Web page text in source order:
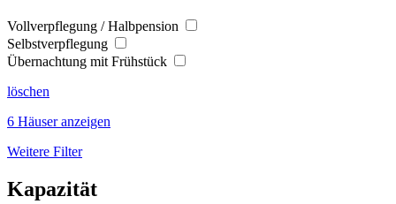
Vollverpflegung / Halbpension
Selbstverpflegung
Übernachtung mit Frühstück
löschen
6 Häuser anzeigen
Weitere Filter
Kapazität